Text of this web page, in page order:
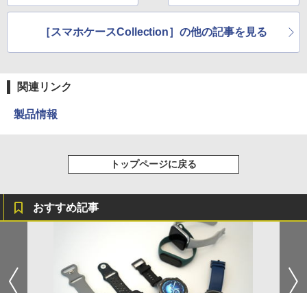
［スマホケースCollection］の他の記事を見る
関連リンク
製品情報
トップページに戻る
おすすめ記事